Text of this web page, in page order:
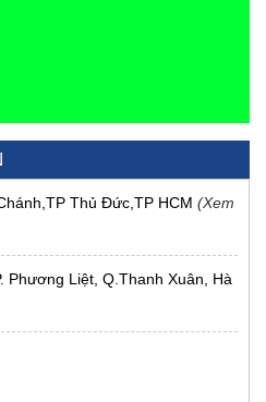
Thủ Đức,TP HCM (Xem
Phương Liệt, Q.Thanh Xuân, Hà